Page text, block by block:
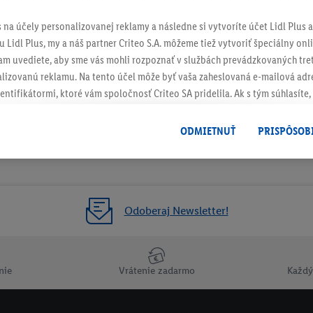
Odoberaj Newsletter!
Vrátenie zadarmo
účely personalizovanej reklamy a následne si vytvoríte účet Lidl Plus
Lidl Plus, my a náš partner Criteo S.A. môžeme tiež vytvoriť špeciálny
uvediete, aby sme vás mohli rozpoznať v službách prevádzkovaných
reklamu. Na tento účel môže byť vaša zaheslovaná e-mailová
ktoré vám spoločnosť Criteo SA pridelila. Ak s tým súhlasíte,
nie jeho zakúpením), sa môžu zobrazovať aj na rôznych zariadeniach a
možno priradiť niekoľko koncových zariadení alebo používanie viacerých
e-mailovej adresy a prípadne ďalších identifikátorov/
" môžete povoliť iba používanie potrebných technológií.
práve kedykoľvek odvolať súhlas s účinnosťou do budúcnosti
.
ODMIETNUŤ